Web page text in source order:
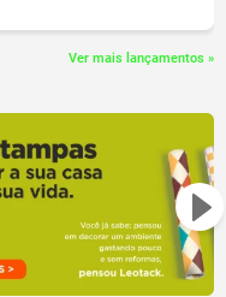
adesivo brilho 190g
Ver mais lançamentos »